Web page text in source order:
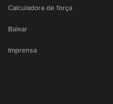
Calculadora de força
Baixar
Imprensa